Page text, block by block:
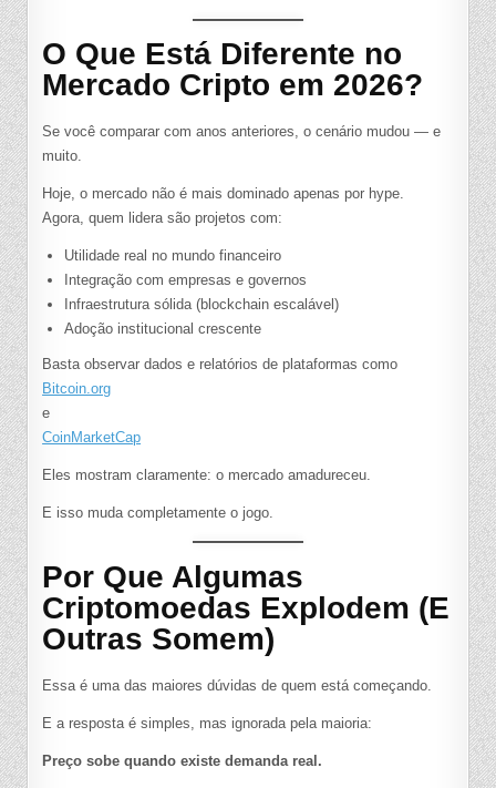
O Que Está Diferente no
Mercado Cripto em 2026?
Se você comparar com anos anteriores, o cenário mudou — e
muito.
Hoje, o mercado não é mais dominado apenas por hype.
Agora, quem lidera são projetos com:
Utilidade real no mundo financeiro
Integração com empresas e governos
Infraestrutura sólida (blockchain escalável)
Adoção institucional crescente
Basta observar dados e relatórios de plataformas como
Bitcoin.org
e
CoinMarketCap
Eles mostram claramente: o mercado amadureceu.
E isso muda completamente o jogo.
Por Que Algumas
Criptomoedas Explodem (E
Outras Somem)
Essa é uma das maiores dúvidas de quem está começando.
E a resposta é simples, mas ignorada pela maioria:
Preço sobe quando existe demanda real.